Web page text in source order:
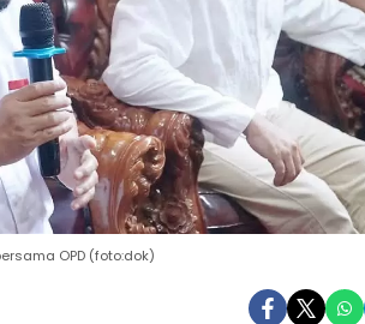
OPD (foto:dok)